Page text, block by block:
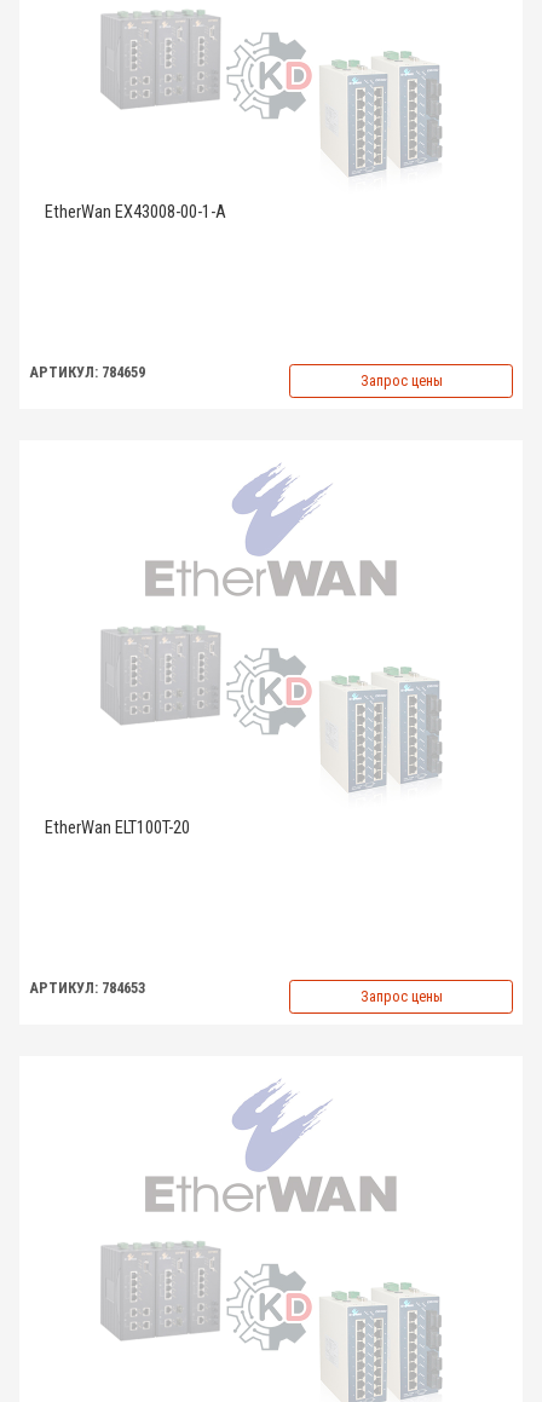
EtherWan EX43008-00-1-A
АРТИКУЛ: 784659 Запрос цены
EtherWan ELT100T-20
АРТИКУЛ: 784653 Запрос цены